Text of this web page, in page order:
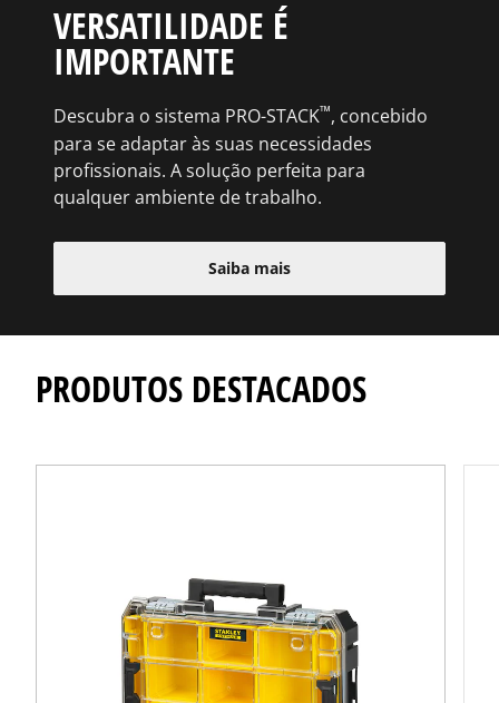
VERSATILIDADE É
IMPORTANTE
Descubra o sistema PRO-STACK™, concebido
para se adaptar às suas necessidades
profissionais. A solução perfeita para
qualquer ambiente de trabalho.
Saiba mais
PRODUTOS DESTACADOS